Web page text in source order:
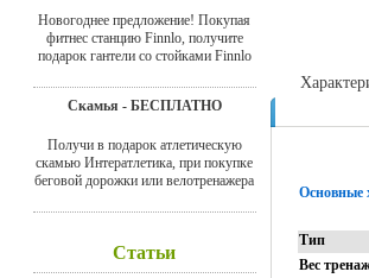
Новогоднее предложение! Покупая
фитнес станцию Finnlo, получите
подарок гантели со стойками Finnlo
Скамья - БЕСПЛАТНО
Получи в подарок атлетическую
скамью Интератлетика, при покупке
беговой дорожки или велотренажера
Статьи
Основные
Тип
Вес